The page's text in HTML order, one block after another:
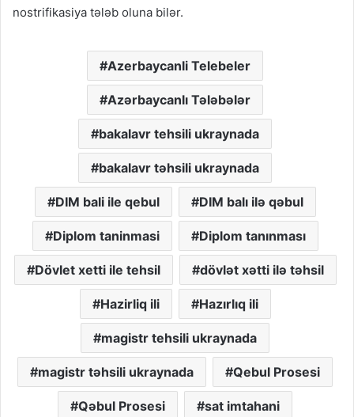
nostrifikasiya tələb oluna bilər.
Azerbaycanli Telebeler
Azərbaycanlı Tələbələr
bakalavr tehsili ukraynada
bakalavr təhsili ukraynada
DIM bali ile qebul DIM balı ilə qəbul
Diplom taninmasi Diplom tanınması
Dövlet xetti ile tehsil dövlət xətti ilə təhsil
Hazirliq ili Hazırlıq ili
magistr tehsili ukraynada
magistr təhsili ukraynada Qebul Prosesi
Qəbul Prosesi sat imtahani